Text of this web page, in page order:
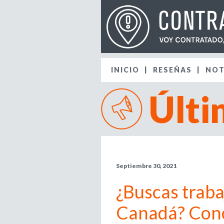
Septiembre 30, 2021
¿Buscas
Canadá?
INICIO RESEÑAS